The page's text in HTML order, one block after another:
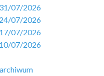
07/2026
07/2026
07/2026
07/2026